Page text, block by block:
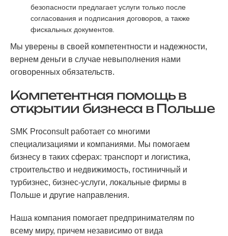
безопасности предлагает услуги только после
согласования и подписания договоров, а также
фискальных документов.
Мы уверены в своей компетентности и надежности,
вернем деньги в случае невыполнения нами
оговоренных обязательств.
Компетентная помощь в
открытии бизнеса в Польше
SMK Proconsult работает со многими
специализациями и компаниями. Мы помогаем
бизнесу в таких сферах: транспорт и логистика,
строительство и недвижимость, гостиничный и
турбизнес, бизнес-услуги, локальные фирмы в
Польше и другие направления.
Наша компания помогает предпринимателям по
всему миру, причем независимо от вида